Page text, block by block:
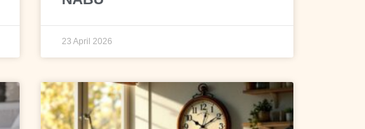
23 April 2026